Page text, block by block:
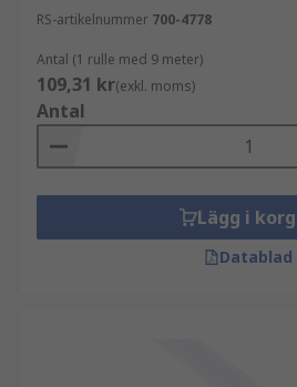
RS-artikelnummer 700-4778
Antal (1 rulle med 9 meter)
109,31 kr(exkl. moms)
Antal
Lägg i
Datablad